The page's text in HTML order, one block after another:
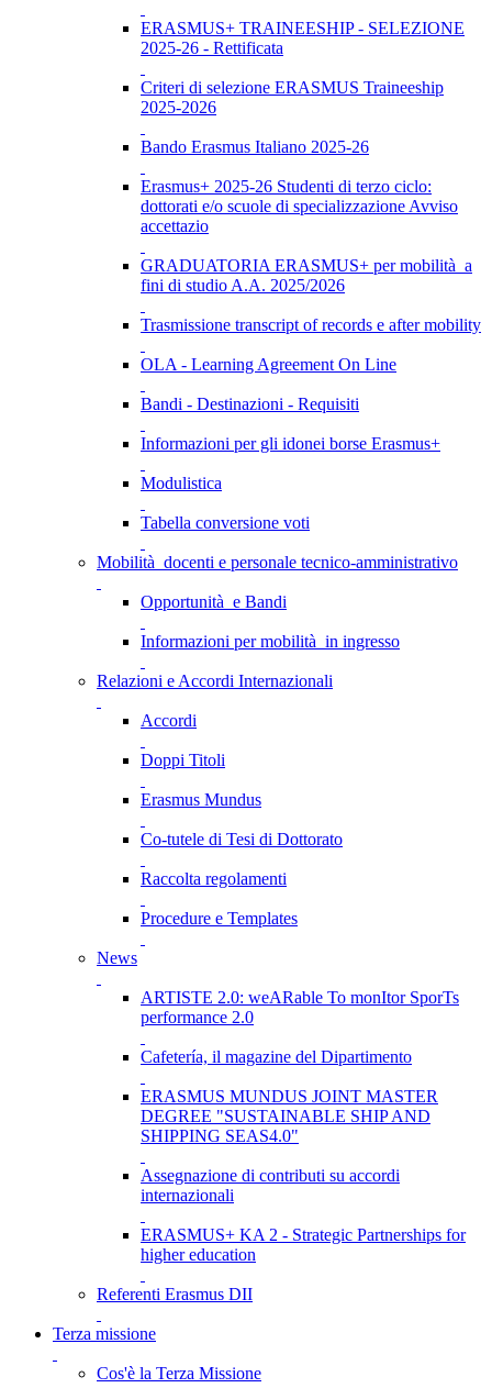
ERASMUS+ TRAINEESHIP - SELEZIONE
2025-26 - Rettificata
Criteri di selezione ERASMUS Traineeship
2025-2026
Bando Erasmus Italiano 2025-26
Erasmus+ 2025-26 Studenti di terzo ciclo:
dottorati e/o scuole di specializzazione Avviso
accettazio
GRADUATORIA ERASMUS+ per mobilità a
fini di studio A.A. 2025/2026
Trasmissione transcript of records e after mobility
OLA - Learning Agreement On Line
Bandi - Destinazioni - Requisiti
Informazioni per gli idonei borse Erasmus+
Modulistica
Tabella conversione voti
Mobilità docenti e personale tecnico-amministrativo
Opportunità e Bandi
Informazioni per mobilità in ingresso
Relazioni e Accordi Internazionali
Accordi
Doppi Titoli
Erasmus Mundus
Co-tutele di Tesi di Dottorato
Raccolta regolamenti
Procedure e Templates
News
ARTISTE 2.0: weARable To monItor SporTs
performance 2.0
Cafetería, il magazine del Dipartimento
ERASMUS MUNDUS JOINT MASTER
DEGREE "SUSTAINABLE SHIP AND
SHIPPING SEAS4.0"
Assegnazione di contributi su accordi
internazionali
ERASMUS+ KA 2 - Strategic Partnerships for
higher education
Referenti Erasmus DII
Terza missione
Cos'è la Terza Missione